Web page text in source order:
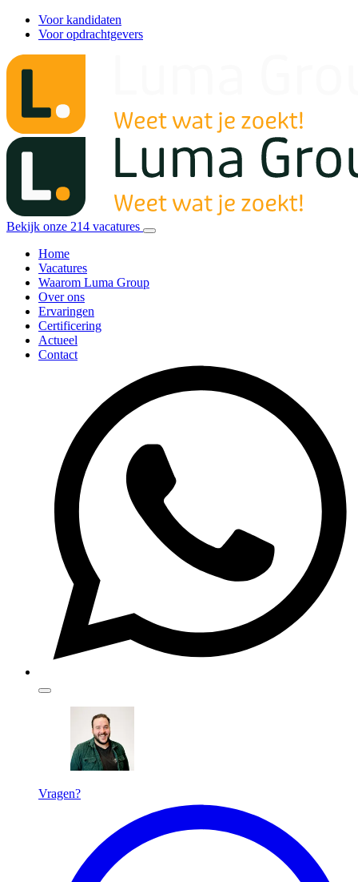
Voor kandidaten
Voor opdrachtgevers
Bekijk onze 214 vacatures
Home
Vacatures
Waarom Luma Group
Over ons
Ervaringen
Certificering
Actueel
Contact
Vragen?